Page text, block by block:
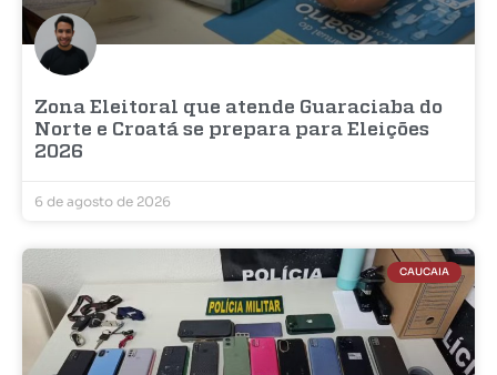
Zona Eleitoral que atende Guaraciaba do
Norte e Croatá se prepara para Eleições
2026
6 de agosto de 2026
CAUCAIA